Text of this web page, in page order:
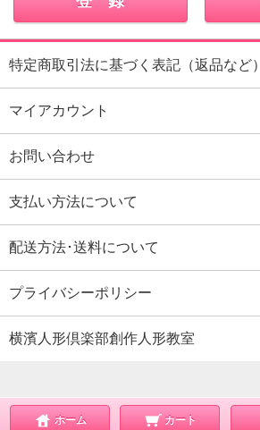
特定商取引法に基づく表記（返品など）
マイアカウント
お問い合わせ
支払い方法について
配送方法･送料について
プライバシーポリシー
横濱人形倶楽部創作人形教室
ホーム カート